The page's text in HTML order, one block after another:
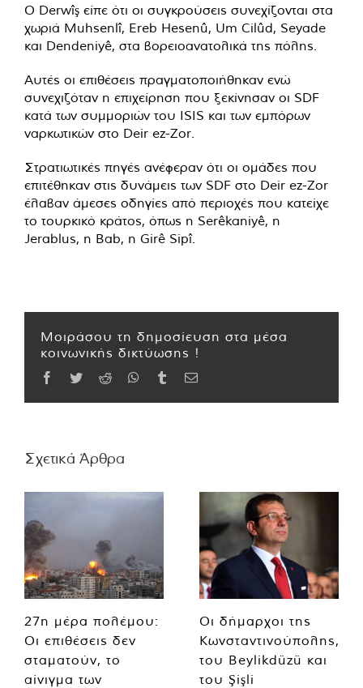
Ο Derwîş είπε ότι οι συγκρούσεις συνεχίζονται στα
χωριά Muhsenlî, Ereb Hesenû, Um Cilûd, Seyade
και Dendeniyê, στα βορειοανατολικά της πόλης.
Αυτές οι επιθέσεις πραγματοποιήθηκαν ενώ
συνεχιζόταν η επιχείρηση που ξεκίνησαν οι SDF
κατά των συμμοριών του ISIS και των εμπόρων
ναρκωτικών στο Deir ez-Zor.
Στρατιωτικές πηγές ανέφεραν ότι οι ομάδες που
επιτέθηκαν στις δυνάμεις των SDF στο Deir ez-Zor
έλαβαν άμεσες οδηγίες από περιοχές που κατείχε
το τουρκικό κράτος, όπως η Serêkaniyê, η
Jerablus, η Bab, η Girê Sipî.
Μοιράσου τη δημοσίευση στα μέσα
κοινωνικής δικτύωσης !
Facebook
TwitterReddit WhatsApp
TumblrEmail
Σχετικά Άρθρα
27η μέρα πολέμου:
Οι επιθέσεις δεν
σταματούν, το
αίνιγμα των
Οι δήμαρχοι της
Κωνσταντινούπολης,
του Beylikdüzü και
του Şişli